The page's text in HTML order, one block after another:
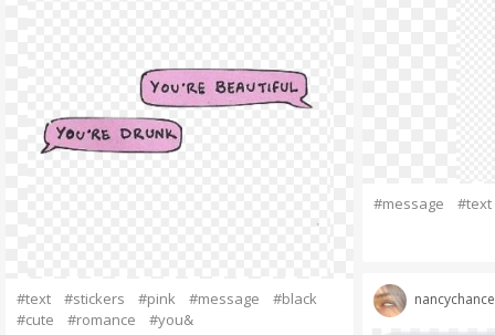
#text #stickers #pink #message
#black
#cute
#romance #you&
#message #text